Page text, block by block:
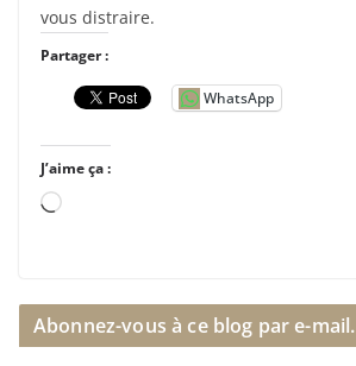
vous distraire.
Partager :
WhatsApp
J’aime ça :
C
g
e
Abonnez-vous à ce blog par e-mail.